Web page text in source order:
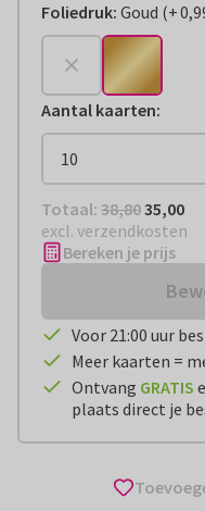
Foliedruk: Goud (
+€ 0,99
+
Aantal kaarten:
Totaal: € 35,00
Totaal: 38,8035,00
excl. verzendkosten
Bereken je prijs
Voor 21:00 uur
Meer kaarten =
Ontvang GRATIS
plaats direct je